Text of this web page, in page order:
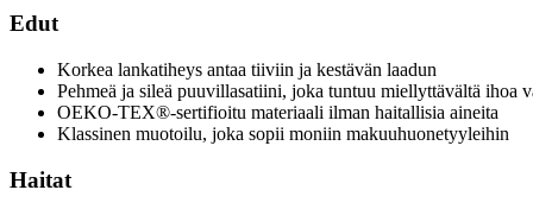
Edut
Korkea lankatiheys antaa tiiviin ja kestävän laadun
Pehmeä ja sileä puuvillasatiini, joka tuntuu miellyttävältä ihoa
OEKO-TEX®-sertifioitu materiaali ilman haitallisia aineita
Klassinen muotoilu, joka sopii moniin makuuhuonetyyleihin
Haitat